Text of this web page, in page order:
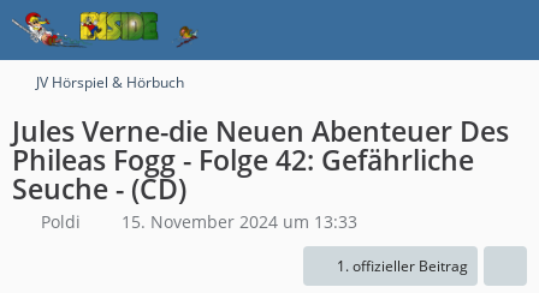
JV Hörspiel & Hörbuch
Jules Verne-die Neuen Abenteuer Des
Phileas Fogg - Folge 42: Gefährliche
Seuche - (CD)
Poldi 15. November 2024 um 13:33
1. offizieller Beitrag